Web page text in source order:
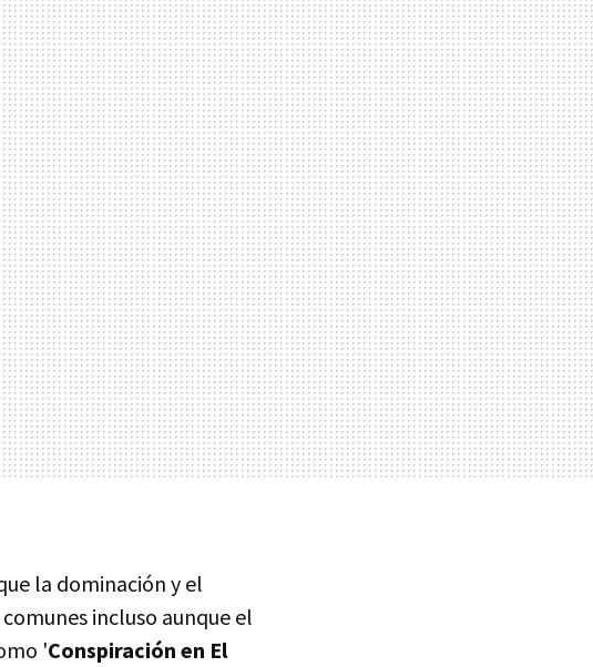
la dominación y el
incluso aunque el
'Conspiración en El